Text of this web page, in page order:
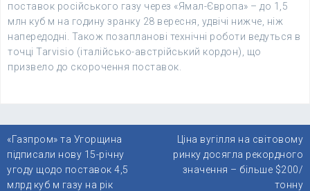
поставок російського газу через «Ямал-Європа» – до 1,5
млн куб м на годину зранку 28 вересня, удвічі нижче, ніж
напередодні. Також позапланові технічні роботи ведуться в
точці Tarvisio (італійсько-австрійський кордон), що
призвело до скорочення поставок.
Навігація
записів
«Газпром» та Угорщина
підписали нову 15-річну
угоду щодо поставок 4,5
млрд куб м газу на рік
Ціна вугілля на світовому
ринку досягла рекордного
значення – більше $200/
тонну